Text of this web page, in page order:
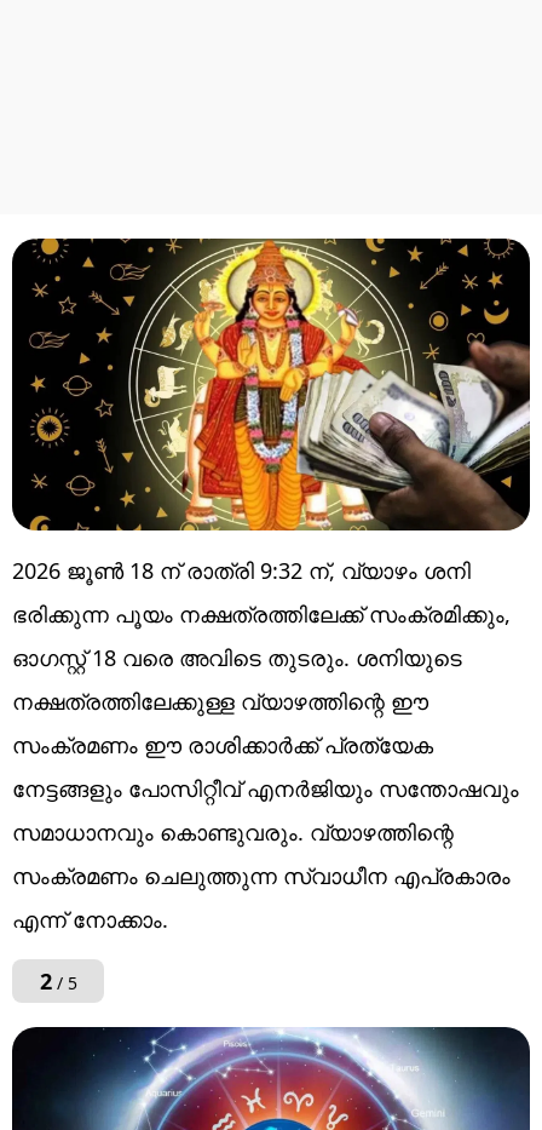
2026 ജൂൺ 18 ന് രാത്രി 9:32 ന്, വ്യാഴം ശനി
ഭരിക്കുന്ന പൂയം നക്ഷത്രത്തിലേക്ക് സംക്രമിക്കും,
ഓഗസ്റ്റ് 18 വരെ അവിടെ തുടരും. ശനിയുടെ
നക്ഷത്രത്തിലേക്കുള്ള വ്യാഴത്തിന്റെ ഈ
സംക്രമണം ഈ രാശിക്കാർക്ക് പ്രത്യേക
നേട്ടങ്ങളും പോസിറ്റീവ് എനർജിയും സന്തോഷവും
സമാധാനവും കൊണ്ടുവരും. വ്യാഴത്തിന്റെ
സംക്രമണം ചെലുത്തുന്ന സ്വാധീന എപ്രകാരം
എന്ന് നോക്കാം.
2/ 5